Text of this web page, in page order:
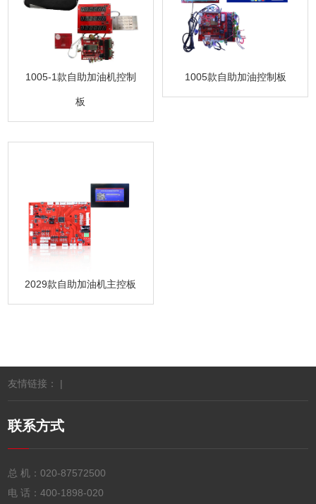
1005-1款自助加油机控制
板
1005款自助加油控制板
2029款自助加油机主控板
友情链接： |
联系方式
总 机：020-87572500
电 话：400-1898-020